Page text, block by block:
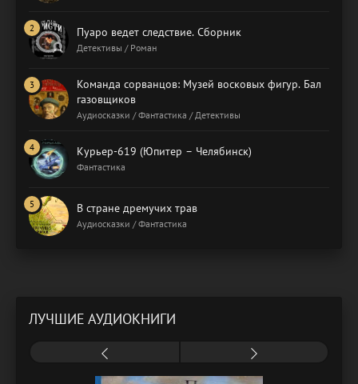
Пуаро ведет следствие. Сборник
Детективы / Роман
Команда сорванцов: Музей восковых фигур. Бал
газовщиков
Аудиосказки / Фантастика / Детективы
Курьер-619 (Юпитер – Челябинск)
Фантастика
В стране дремучих трав
Аудиосказки / Фантастика
ЛУЧШИЕ АУДИОКНИГИ